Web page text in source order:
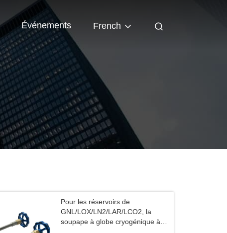
Événements French
Pour les réservoirs de
GNL/LOX/LN2/LAR/LCO2, la
soupape à globe cryogénique à